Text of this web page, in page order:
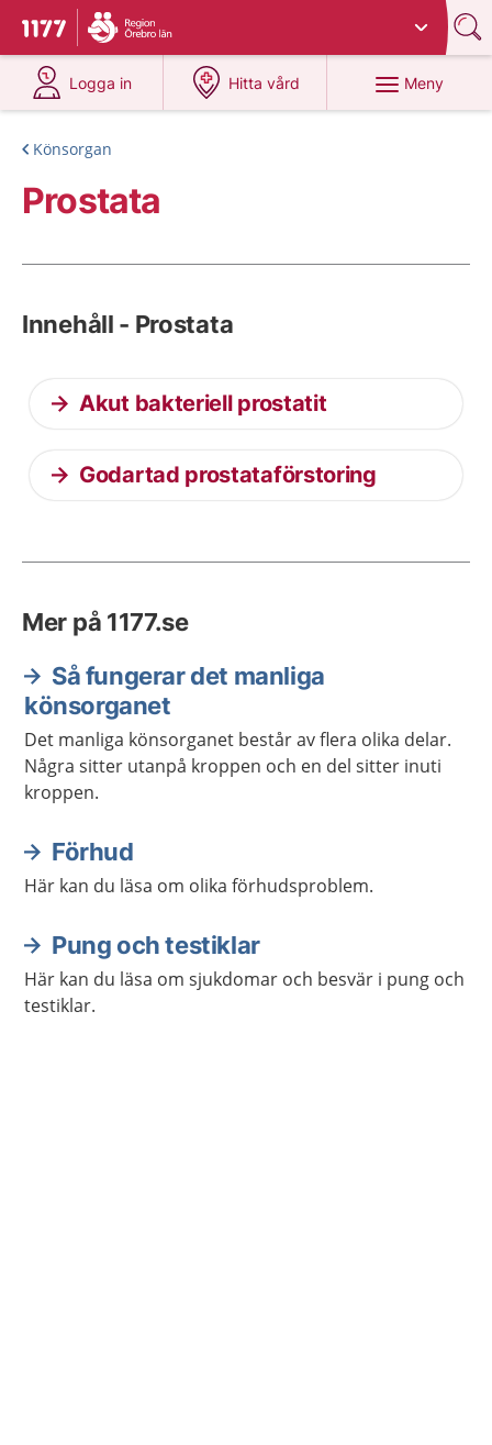
Till startsidan för 1177
Du har valt region
Logga in
på 1177.se
Hitta vård
på 1177.se
Meny
Könsorgan
Prostata
Innehåll - Prostata
Akut bakteriell prostatit
Godartad prostataförstoring
Mer på 1177.se
Så fungerar det manliga
könsorganet
Det manliga könsorganet består av flera olika delar.
Några sitter utanpå kroppen och en del sitter inuti
kroppen.
Förhud
Här kan du läsa om olika förhudsproblem.
Pung och testiklar
Här kan du läsa om sjukdomar och besvär i pung och
testiklar.